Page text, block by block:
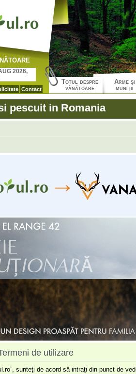
2026,
Contact
Totul despre
vânătoare
Arme şi
muniţii
pescuit in Romania
de utilizare
sunteţi de acord să intraţi din punct de